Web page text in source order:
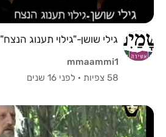
גילי שושן-"גילוי תענוג הנצח"
mmaammi1
58 צפיות
· לפני 16 שנים